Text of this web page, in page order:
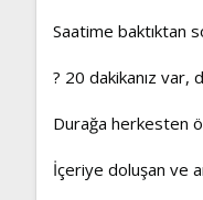
Saatime baktıktan
? 20 dakikanız var,
Durağa herkesten
İçeriye doluşan ve